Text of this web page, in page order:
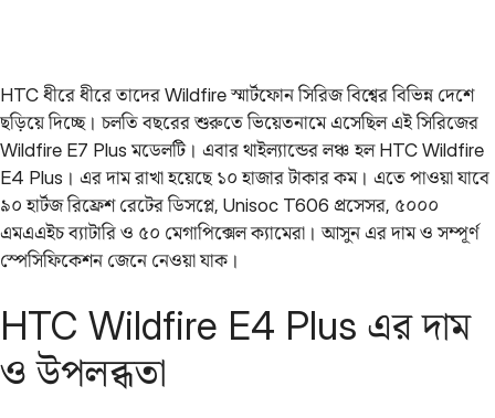
HTC ধীরে ধীরে তাদের Wildfire স্মার্টফোন সিরিজ বিশ্বের বিভিন্ন দেশে
ছড়িয়ে দিচ্ছে। চলতি বছরের শুরুতে ভিয়েতনামে এসেছিল এই সিরিজের
Wildfire E7 Plus মডেলটি। এবার থাইল্যান্ডের লঞ্চ হল HTC Wildfire
E4 Plus। এর দাম রাখা হয়েছে ১০ হাজার টাকার কম। এতে পাওয়া যাবে
৯০ হার্টজ রিফ্রেশ রেটের ডিসপ্লে, Unisoc T606 প্রসেসর, ৫০০০
এমএএইচ ব্যাটারি ও ৫০ মেগাপিক্সেল ক্যামেরা। আসুন এর দাম ও সম্পূর্ণ
স্পেসিফিকেশন জেনে নেওয়া যাক।
HTC Wildfire E4 Plus এর দাম
ও উপলব্ধতা